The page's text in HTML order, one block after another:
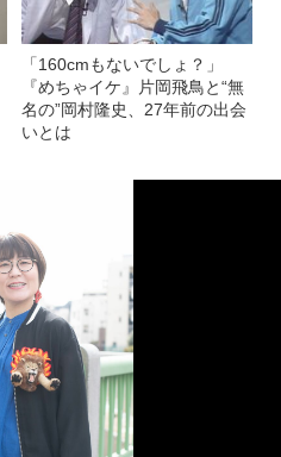
「160cmもないでしょ？」
『めちゃイケ』片岡飛鳥と“無
名の”岡村隆史、27年前の出会
いとは